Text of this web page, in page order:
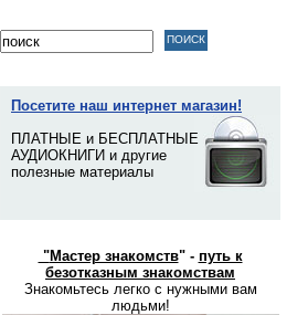
Посетите наш интернет магазин!
ПЛАТНЫЕ и БЕСПЛАТНЫЕ
АУДИОКНИГИ и другие
полезные материалы
"Мастер знакомств" - путь к
безотказным знакомствам
Знакомьтесь легко с нужными вам
людьми!